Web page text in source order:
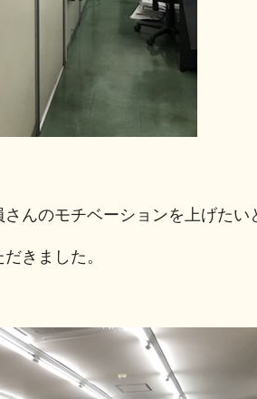
んのモチベーションを上げたい
きました。